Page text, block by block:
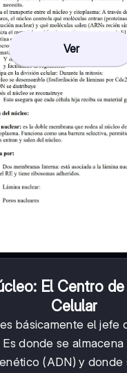
Ver
El Centro
Celular
es básicamente el jefe
donde se
(ADN) y donde